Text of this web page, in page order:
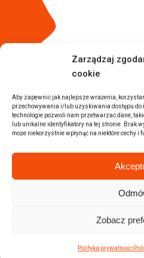
Zarządzaj
cookie
Aby zapewnić jak najlepsze wrażenia,
przechowywania i/lub uzyskiwania dostępu do
technologie pozwoli nam przetwarzać dane,
lub unikalne identyfikatory na tej stronie. Brak
może niekorzystnie wpłynąć na niektóre cechy i
Zobacz
Polityka prywatności
Komis samochodowy Opole
Komis samochodowy Lublin
Komis samochodowy
Inne Lokalizacje
Auta z USA Rzeszów
Auta z USA Białystok
Auta z USA Kraków
Marki samochodów
Sprzedam BMW
Wszystkie marki
Partner:Sellele.pl -